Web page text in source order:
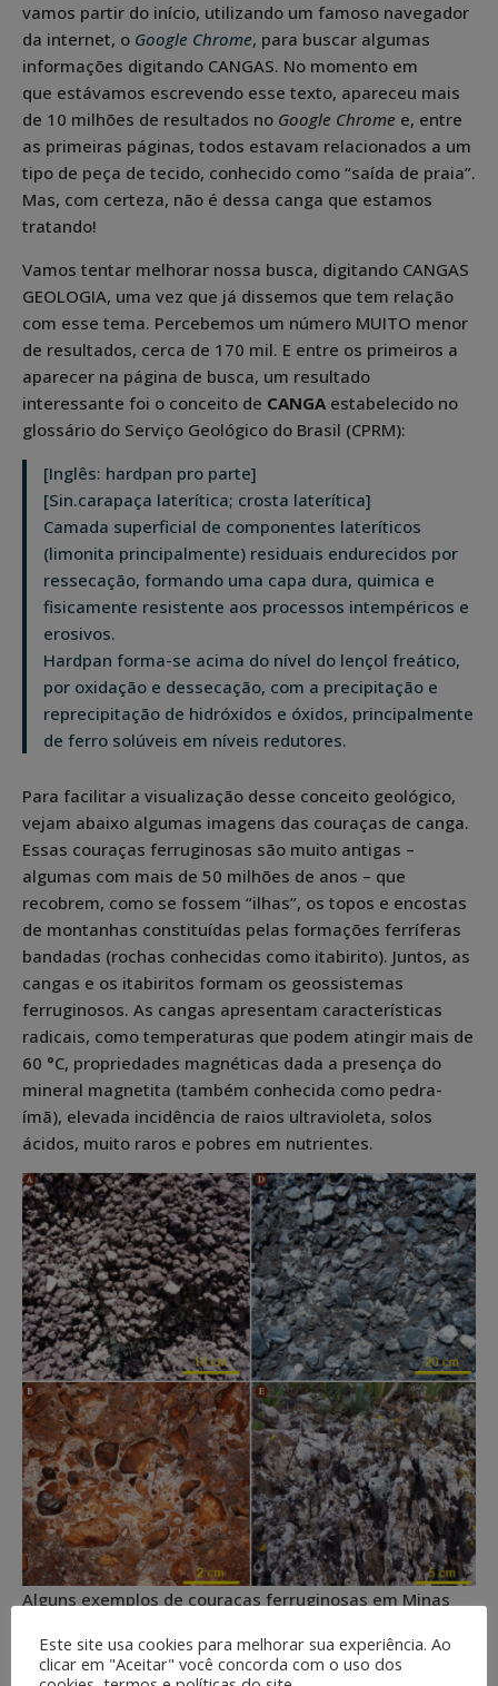
vamos partir do início, utilizando um famoso navegador
da internet, o Google Chrome, para buscar algumas
informações digitando CANGAS. No momento em
que estávamos escrevendo esse texto, apareceu mais
de 10 milhões de resultados no Google Chrome e, entre
as primeiras páginas, todos estavam relacionados a um
tipo de peça de tecido, conhecido como “saída de praia”.
Mas, com certeza, não é dessa canga que estamos
tratando!
Vamos tentar melhorar nossa busca, digitando CANGAS
GEOLOGIA, uma vez que já dissemos que tem relação
com esse tema. Percebemos um número MUITO menor
de resultados, cerca de 170 mil. E entre os primeiros a
aparecer na página de busca, um resultado
interessante foi o conceito de CANGA estabelecido no
glossário do Serviço Geológico do Brasil (CPRM):
[Inglês: hardpan pro parte]
[Sin.carapaça laterítica; crosta laterítica]
Camada superficial de componentes lateríticos
(limonita principalmente) residuais endurecidos por
ressecação, formando uma capa dura, quimica e
fisicamente resistente aos processos intempéricos e
erosivos.
Hardpan forma-se acima do nível do lençol freático,
por oxidação e dessecação, com a precipitação e
reprecipitação de hidróxidos e óxidos, principalmente
de ferro solúveis em níveis redutores.
Para facilitar a visualização desse conceito geológico,
vejam abaixo algumas imagens das couraças de canga.
Essas couraças ferruginosas são muito antigas –
algumas com mais de 50 milhões de anos – que
recobrem, como se fossem “ilhas”, os topos e encostas
de montanhas constituídas pelas formações ferríferas
bandadas (rochas conhecidas como itabirito). Juntos, as
cangas e os itabiritos formam os geossistemas
ferruginosos. As cangas apresentam características
radicais, como temperaturas que podem atingir mais de
60 °C, propriedades magnéticas dada a presença do
mineral magnetita (também conhecida como pedra-
ímã), elevada incidência de raios ultravioleta, solos
ácidos, muito raros e pobres em nutrientes.
Alguns exemplos de couraças ferruginosas em Minas
(2015). Disponível em:
https://www.institutopristino.org.br/categoria/livros/
Este site usa cookies para melhorar sua experiência. Ao
clicar em "Aceitar" você concorda com o uso dos